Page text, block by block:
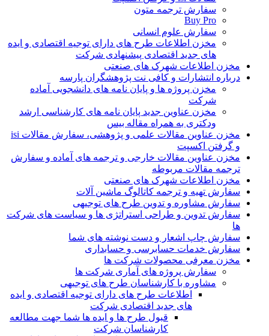
سفارش ترجمه متون
Buy Pro
سفارش علوم انسانی
مخزن اطلاعات طرح های دارای توجیه اقتصادی و ایده
های جدید اقتصادی پیشنهادی شرکت
مخزن اطلاعات شهرک های صنعتی
درباره انتشارات و کافی نت پژوهشگران پارسه
مخزن پروژه ها و پایان نامه های دانشجویی آماده
شرکت
مخزن عناوین جدید پایان نامه های کارشناسی ارشد
ودکتری به همراه مقاله بیس
مخزن عناوین مقالات علمی و پژوهشی، سفارش مقالات isi
و گرفتن اکسپت
مخزن عناوین مقالات خارجی و ترجمه های آماده و سفارش
ترجمه مقالات مربوطه
مخزن اطلاعات شهرک های صنعتی
سفارش تهیه و ترجمه کاتالوگ ماشین آلات
سفارش مشاوره و تدوین طرح های توجیهی
سفارش تدوین و طراحی استراتژی ها و سیاست های شرکت
ها
سفارش چاپ اشعار و دست نوشته های شما
سفارش خدمات حسابرسی و حسابداری
مخزن معرفی محصولات شرکت ها
سفارش پروژه های آماری شرکت ها
مشاوره با کارشناسان طرح های توجیهی
اطلاعات طرح های دارای توجیه اقتصادی و ایده
های جدید اقتصادی شرکت
قبول طرح ها و ایده ها شما جهت مطالعه
کارشناسان شرکت